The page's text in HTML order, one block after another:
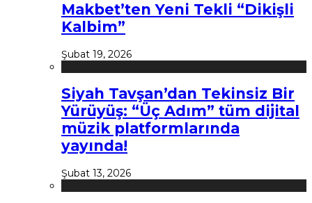
Makbet’ten Yeni Tekli “Dikişli
Kalbim”
Şubat 19, 2026
Siyah Tavşan’dan Tekinsiz Bir
Yürüyüş: “Üç Adım” tüm dijital
müzik platformlarında
yayında!
Şubat 13, 2026